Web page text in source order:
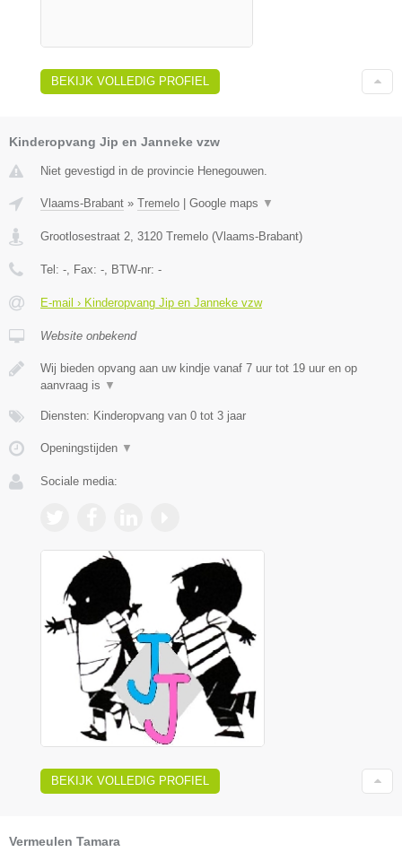
BEKIJK VOLLEDIG PROFIEL
Kinderopvang Jip en Janneke vzw
Niet gevestigd in de provincie Henegouwen.
Vlaams-Brabant » Tremelo | Google maps ▼
Grootlosestraat 2 3120 Tremelo (Vlaams-Brabant)
Tel: - , Fax: - , BTW-nr: -
E-mail › Kinderopvang Jip en Janneke vzw
Website onbekend
Wij bieden opvang aan uw kindje vanaf 7 uur tot 19 uur en op
aanvraag is ▼
Diensten: Kinderopvang van 0 tot 3 jaar
Openingstijden ▼
Sociale media:
BEKIJK VOLLEDIG PROFIEL
Vermeulen Tamara